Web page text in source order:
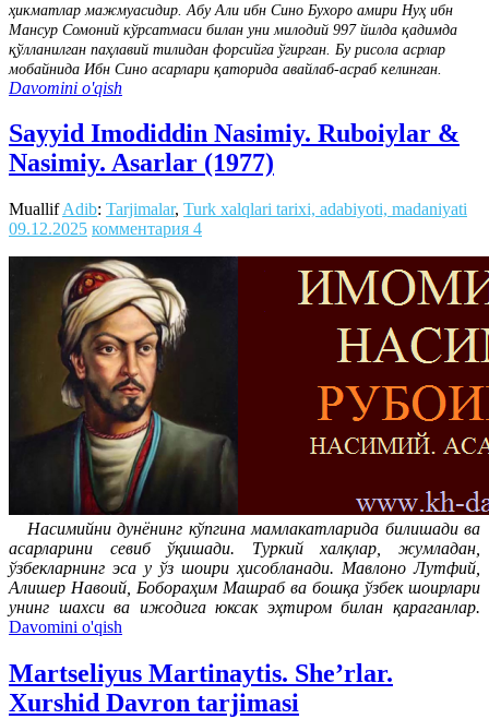
ҳикматлар мажмуасидир. Абу Али ибн Сино Бухоро амири Нуҳ ибн
Мансур Сомоний кўрсатмаси билан уни милодий 997 йилда қадимда
қўлланилган паҳлавий тилидан форсийга ўгирган. Бу рисола асрлар
мобайнида Ибн Сино асарлари қаторида авайлаб-асраб келинган.
Davomini o'qish
Sayyid Imodiddin Nasimiy. Ruboiylar &
Nasimiy. Asarlar (1977)
MuallifAdib: Tarjimalar, Turk xalqlari tarixi, adabiyoti, madaniyati
09.12.2025 комментария 4
Насимийни дунёнинг кўпгина мамлакатларида билишади ва
асарларини севиб ўқишади. Туркий халқлар, жумладан,
ўзбекларнинг эса у ўз шоири ҳисобланади. Мавлоно Лутфий,
Алишер Навоий, Бобораҳим Машраб ва бошқа ўзбек шоирлари
унинг шахси ва ижодига юксак эҳтиром билан қараганлар.
Davomini o'qish
Martseliyus Martinaytis. She’rlar.
Xurshid Davron tarjimasi